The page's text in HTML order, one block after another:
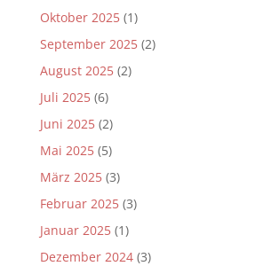
Oktober 2025(1)
September 2025(2)
August 2025(2)
Juli 2025(6)
Juni 2025(2)
Mai 2025(5)
März 2025(3)
Februar 2025(3)
Januar 2025(1)
Dezember 2024(3)